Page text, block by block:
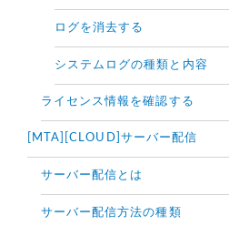
ログを消去する
システムログの種類と内容
ライセンス情報を確認する
[MTA][CLOUD]サーバー配信
サーバー配信とは
サーバー配信方法の種類